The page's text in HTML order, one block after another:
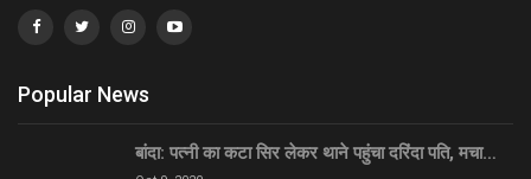
Popular News
बांदा: पत्नी का कटा सिर लेकर थाने पहुंचा दरिंदा पति, मचा…